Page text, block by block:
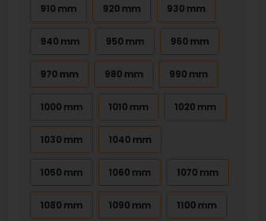
910 mm 920 mm 930 mm
940 mm 950 mm 960 mm
970 mm 980 mm 990 mm
1000 mm 1010 mm 1020 mm
1030 mm 1040 mm
1050 mm 1060 mm 1070 mm
1080 mm 1090 mm 1100 mm